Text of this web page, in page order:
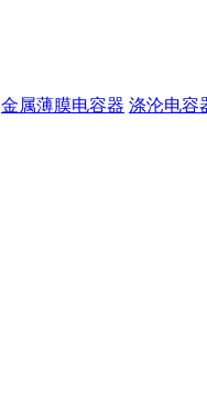
金属薄膜电容器 涤沦电容